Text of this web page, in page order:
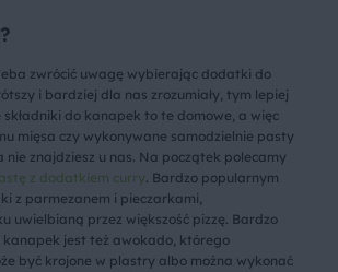
zwrócić uwagę wybierając dodatki do
i bardziej dla nas zrozumiały, tym lepiej
składniki do kanapek to te domowe, a więc
mięsa czy wykonywane samodzielnie pasty
nie znajdziesz u nas. Na początek polecamy
z dodatkiem curry. Bardzo popularnym
z parmezanem i pieczarkami,
uwielbianą przez większość pizzę. Bardzo
jest też awokado, którego
być krojone w plastry albo można wykonać